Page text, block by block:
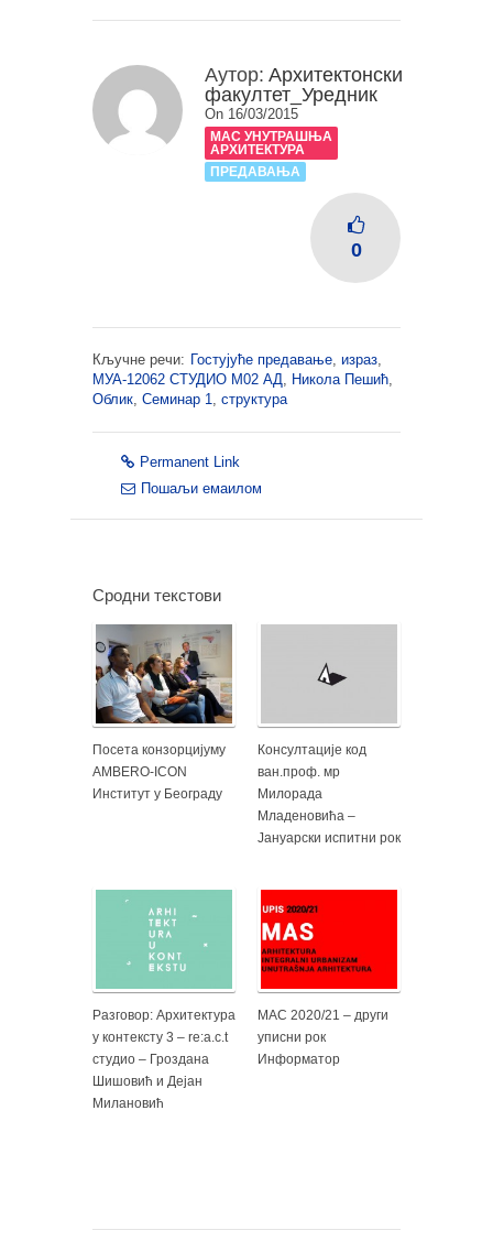
Аутор: Архитектонски
факултет_Уредник
On 16/03/2015
МАС УНУТРАШЊА
АРХИТЕКТУРА
ПРЕДАВАЊА
0
Кључне речи: Гостујуће предавање, израз,
МУА-12062 СТУДИО М02 АД, Никола Пешић,
Облик, Семинар 1, структура
Permanent Link
Пошаљи емаилом
Сродни текстови
Посета конзорцијуму
AMBERO-ICON
Институт у Београду
Консултације код
ван.проф. мр
Милорада
Младеновића –
Јануарски испитни рок
Разговор: Архитектура
у контексту 3 – re:a.c.t
студио – Гроздана
Шишовић и Дејан
Милановић
МАС 2020/21 – други
уписни рок
Информатор